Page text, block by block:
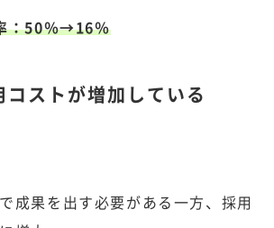
：50％→16％
ストが増加している
成果を出す必要がある一方、採用